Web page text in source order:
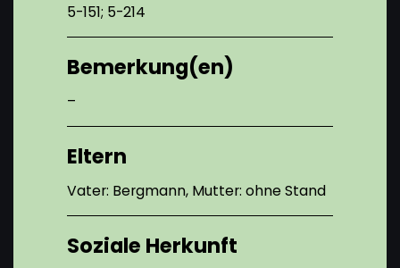
5-151; 5-214
Bemerkung(en)
–
Eltern
Vater: Bergmann, Mutter: ohne Stand
Soziale Herkunft